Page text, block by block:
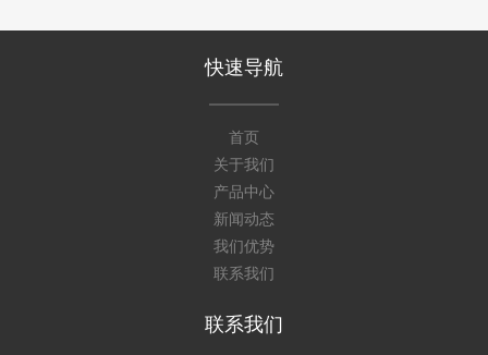
快速导航
首页
关于我们
产品中心
新闻动态
我们优势
联系我们
联系我们